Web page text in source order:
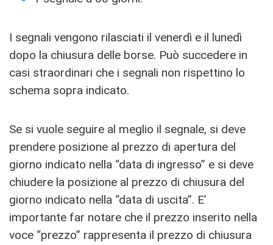
I segnali vengono rilasciati il venerdì e il lunedì
dopo la chiusura delle borse. Può succedere in
casi straordinari che i segnali non rispettino lo
schema sopra indicato.
Se si vuole seguire al meglio il segnale, si deve
prendere posizione al prezzo di apertura del
giorno indicato nella “data di ingresso” e si deve
chiudere la posizione al prezzo di chiusura del
giorno indicato nella “data di uscita”. E’
importante far notare che il prezzo inserito nella
voce “prezzo” rappresenta il prezzo di chiusura